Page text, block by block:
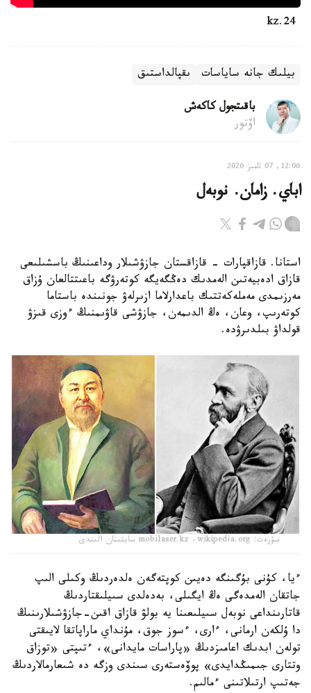
بيلىك جانە ساياسات ىقپالداستىق
باقىتجول كاكەش
اۆتور
12:06, 07 تامىز 2026
اباي. زامان. نوبەل
استانا. قازاقپارات - قازاقستان جازۋشىلار وداعىنىڭ باسشىلىعى
قازاق ادەبيەتىن الەمدىك دەڭگەيگە كوتەرۋگە باعىتتالعان ۇزاق
مەرزىمدى مەملەكەتتىك باعدارلاما ازىرلەۋ جونىندە باستاما
كوتەرىپ، وعان، ەڭ الدىمەن، جازۋشى قاۋىمنىڭ ءوزى قىزۋ
قولداۋ بىلدىرۋدە.
سۋرەت: mobilaser.kz ،wikipedia.org سايتىنان الىندى
ءيا، كۇنى بۇگىنگە دەيىن كوپتەگەن ەلدەردىڭ وكىلى الىپ
جاتقان الەمدەگى ەڭ ايگىلى، بەدەلدى سىيلىقتاردىڭ
قاتارىنداعى نوبەل سىيلىعىنا يە بولۋ قازاق اقىن-جازۋشىلارىنىڭ
دا ۇلكەن ارمانى، ءارى، ءسوز جوق، مۇنداي ماراپاتقا لايىقتى
تولەن ابدىك اعامىزدىڭ «پاراسات مايدانى»، ءتىپتى «توزاق
وتتارى جىمىڭدايدى» پوۆەستەرى سىندى وزگە دە شىعارمالاردىڭ
جەتىپ ارتىلاتىنى ءمالىم.